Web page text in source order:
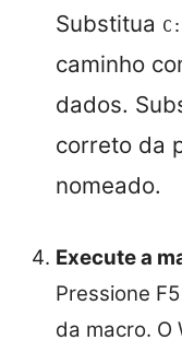
Substitua
caminho
dados.
correto da
nomeado.
Execute a
Pressione
da macro. O